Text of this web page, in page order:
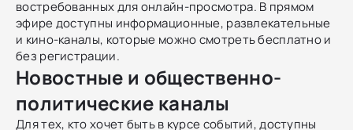
востребованных для онлайн-просмотра. В прямом
эфире доступны информационные, развлекательные
и кино-каналы, которые можно смотреть бесплатно и
без регистрации.
Новостные и общественно-
политические каналы
Для тех, кто хочет быть в курсе событий, доступны